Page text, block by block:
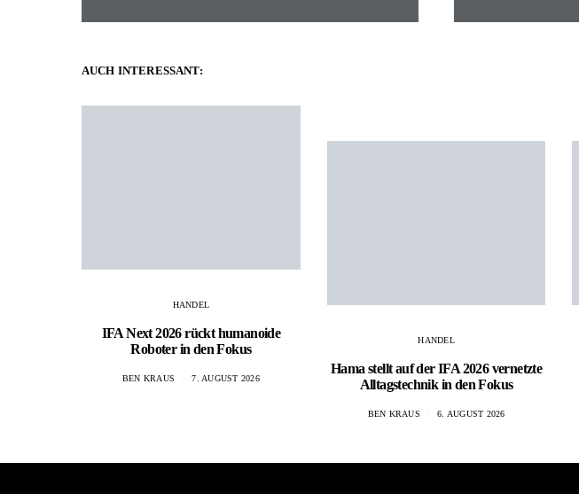
AUCH INTERESSANT:
HANDEL
IFA Next 2026 rückt humanoide
Roboter in den Fokus
BEN KRAUS 7. AUGUST 2026
HANDEL
Hama stellt auf der IFA 2026 vernetzte
Alltagstechnik in den Fokus
BEN KRAUS 6. AUGUST 2026